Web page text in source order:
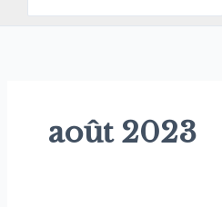
août 2023